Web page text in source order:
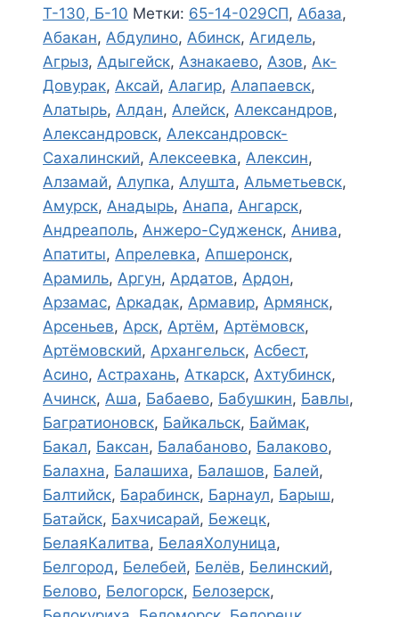
14-
029СП)
Т-130, Б-10 Метки: 65-14-029СП, Абаза,
Абакан, Абдулино, Абинск, Агидель,
Агрыз, Адыгейск, Азнакаево, Азов, Ак-
Довурак, Аксай, Алагир, Алапаевск,
Алатырь, Алдан, Алейск, Александров,
Александровск, Александровск-
Сахалинский, Алексеевка, Алексин,
Алзамай, Алупка, Алушта, Альметьевск,
Амурск, Анадырь, Анапа, Ангарск,
Андреаполь, Анжеро-Судженск, Анива,
Апатиты, Апрелевка, Апшеронск,
Арамиль, Аргун, Ардатов, Ардон,
Арзамас, Аркадак, Армавир, Армянск,
Арсеньев, Арск, Артём, Артёмовск,
Артёмовский, Архангельск, Асбест,
Асино, Астрахань, Аткарск, Ахтубинск,
Ачинск, Аша, Бабаево, Бабушкин, Бавлы,
Багратионовск, Байкальск, Баймак,
Бакал, Баксан, Балабаново, Балаково,
Балахна, Балашиха, Балашов, Балей,
Балтийск, Барабинск, Барнаул, Барыш,
Батайск, Бахчисарай, Бежецк,
БелаяКалитва, БелаяХолуница,
Белгород, Белебей, Белёв, Белинский,
Белово, Белогорск, Белозерск,